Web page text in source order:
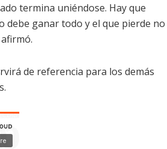
termina uniéndose. Hay que
debe ganar todo y el que pierde no
de referencia para los demás